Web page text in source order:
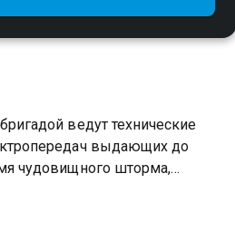
ведут технические
выдающих до
чудовищного шторма,
с каждой минутой.